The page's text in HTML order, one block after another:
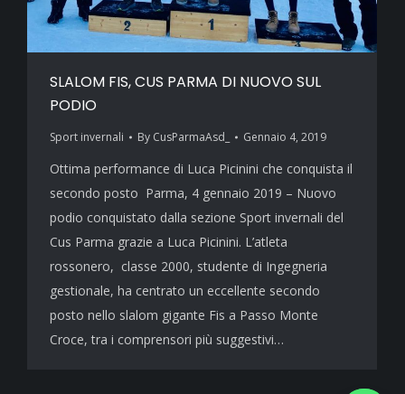
SLALOM FIS, CUS PARMA DI NUOVO SUL
PODIO
Sport invernali By CusParmaAsd_ Gennaio 4, 2019
Ottima performance di Luca Picinini che conquista il
secondo posto Parma, 4 gennaio 2019 – Nuovo
podio conquistato dalla sezione Sport invernali del
Cus Parma grazie a Luca Picinini. L’atleta
rossonero, classe 2000, studente di Ingegneria
gestionale, ha centrato un eccellente secondo
posto nello slalom gigante Fis a Passo Monte
Croce, tra i comprensori più suggestivi…